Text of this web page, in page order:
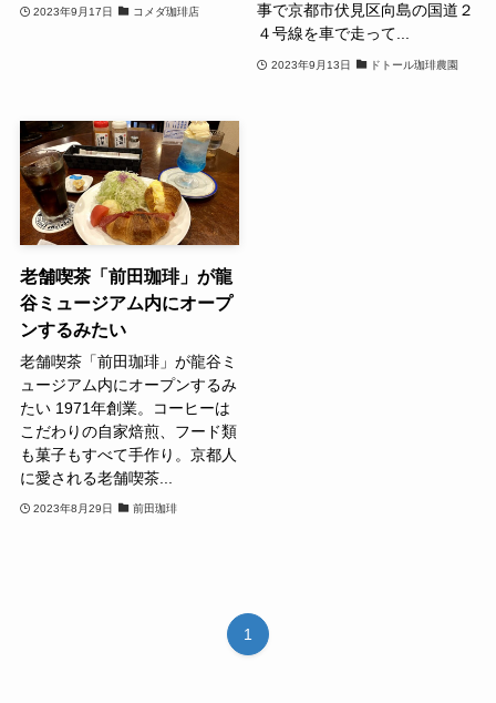
2023年9月17日 コメダ珈琲店
事で京都市伏見区向島の国道２
４号線を車で走って...
2023年9月13日 ドトール珈琲農園
老舗喫茶「前田珈琲」が龍
谷ミュージアム内にオープ
ンするみたい
老舗喫茶「前田珈琲」が龍谷ミ
ュージアム内にオープンするみ
たい 1971年創業。コーヒーは
こだわりの自家焙煎、フード類
も菓子もすべて手作り。京都人
に愛される老舗喫茶...
2023年8月29日 前田珈琲
1